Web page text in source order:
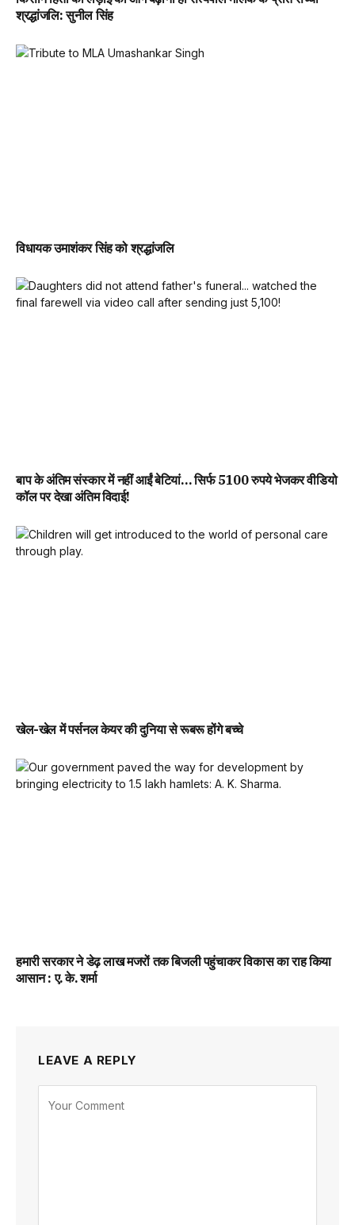
श्रद्धांजलि: सुनील सिंह
विधायक उमाशंकर सिंह को श्रद्धांजलि
बाप के अंतिम संस्कार में नहीं आईं बेटियां… सिर्फ 5100 रुपये भेजकर वीडियो
कॉल पर देखा अंतिम विदाई!
खेल-खेल में पर्सनल केयर की दुनिया से रूबरू होंगे बच्चे
हमारी सरकार ने डेढ़ लाख मजरों तक बिजली पहुंचाकर विकास का राह किया
आसान : ए. के. शर्मा
LEAVE A REPLY